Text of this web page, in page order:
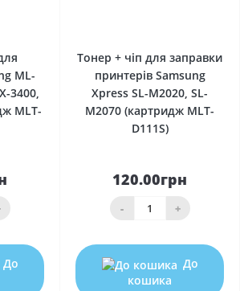
ML-
3400,
MLT-
До
Тонер + чіп для заправки
принтерів Samsung
Xpress SL-M2020, SL-
M2070 (картридж MLT-
D111S)
120.00грн
- +
До
кошика